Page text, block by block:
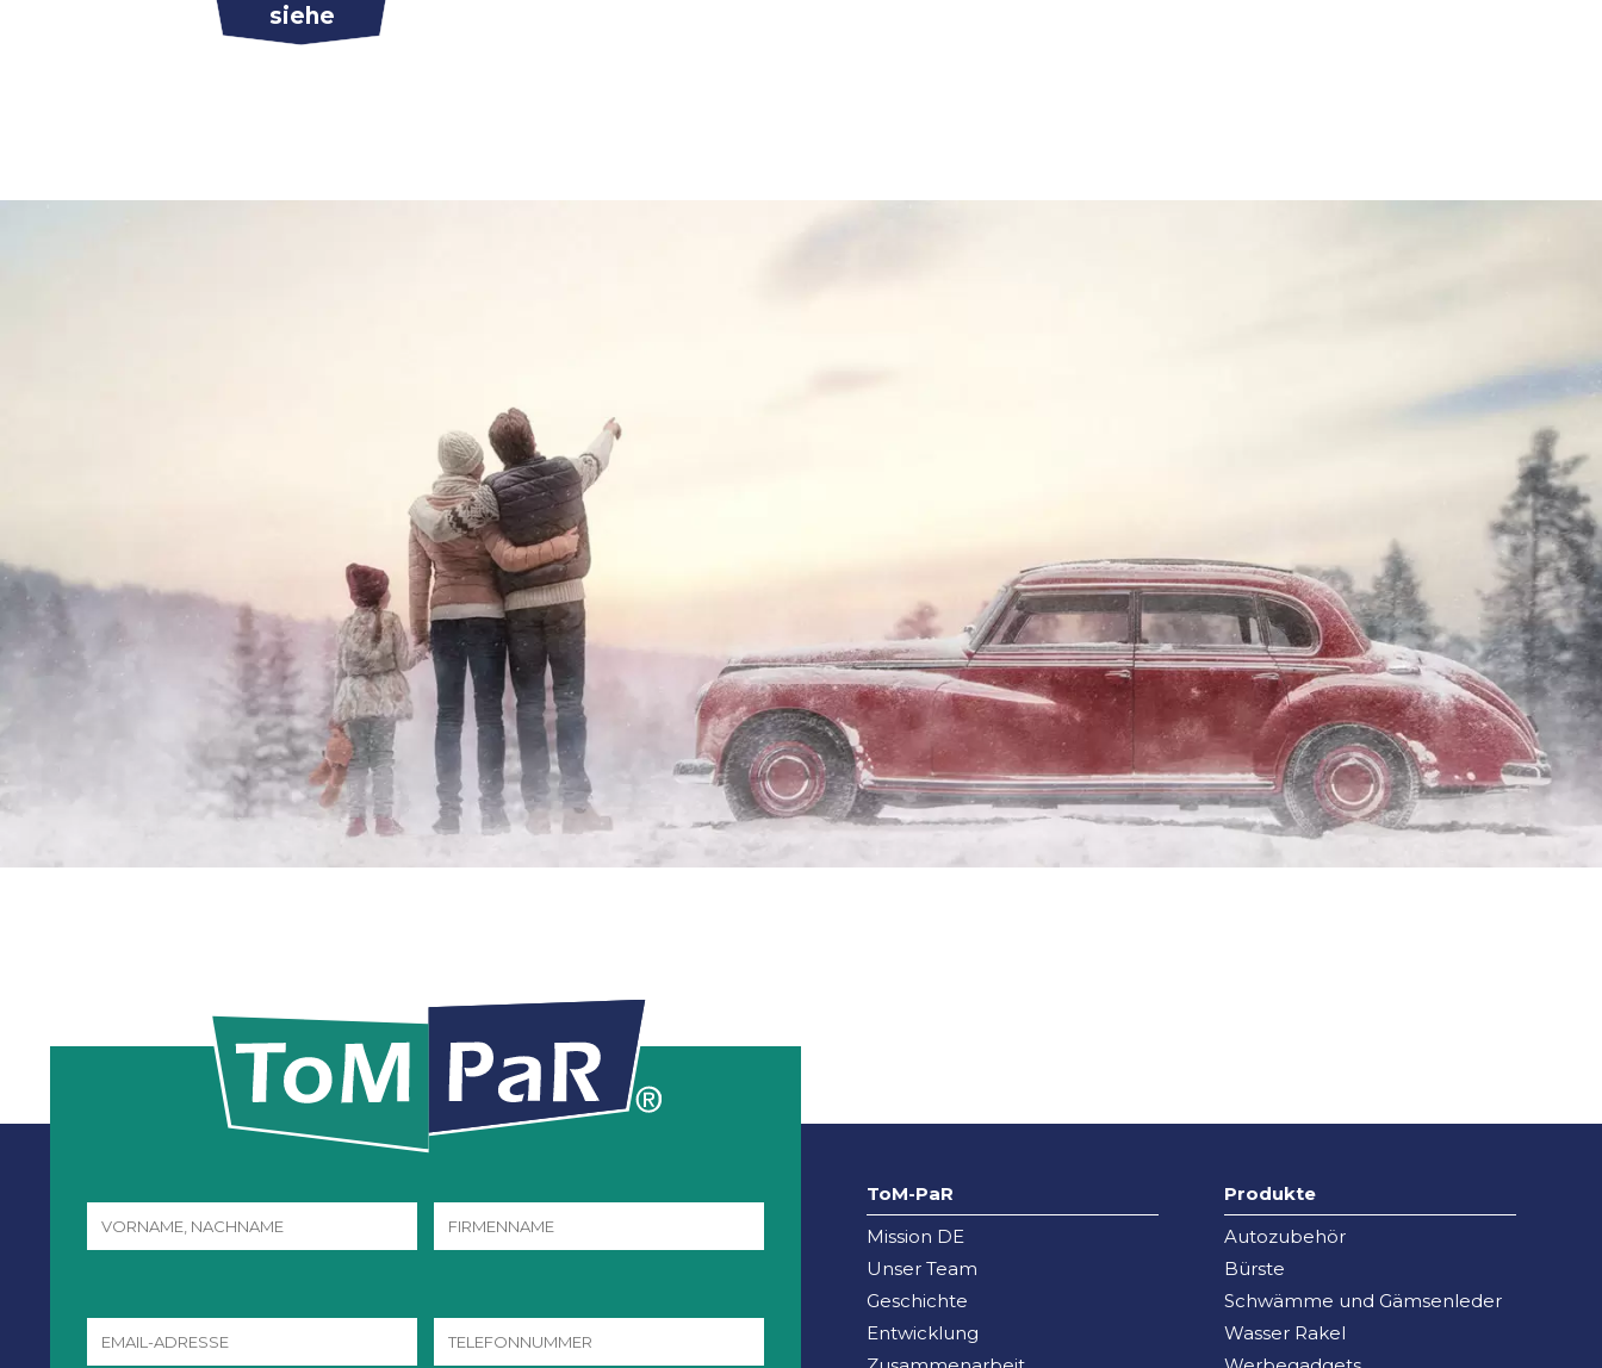
siehe
ToM-PaR
Mission DE
Unser Team
Geschichte
Entwicklung
Produkte
Autozubehör
Bürste
Schwämme und Gämsenleder
Wasser Rakel